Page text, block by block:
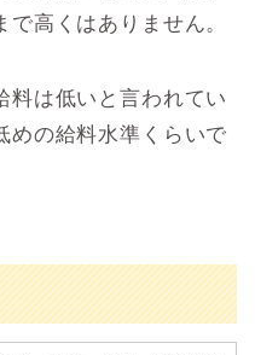
高くはありません。
料は低いと言われてい
めの給料水準くらいで